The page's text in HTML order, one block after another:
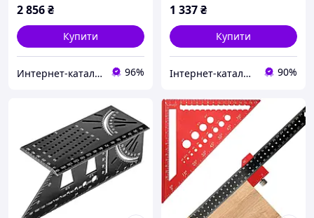
2 856₴
Купити
Интернет-ка​талог ски​д​​ок "ХО-РО-ШО!" 96%
1 337₴
Купити
Інтернет-каталог знижок Техно ECO 90%